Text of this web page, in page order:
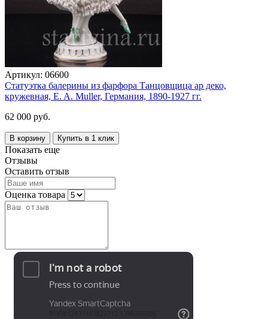
Артикул: 06600
Статуэтка балерины из фарфора Танцовщица ар деко,
кружевная, E. A. Muller, Германия, 1890-1927 гг.
62 000 руб.
В корзину Купить в 1 клик
Показать еще
Отзывы
Оставить отзыв
Оценка товара